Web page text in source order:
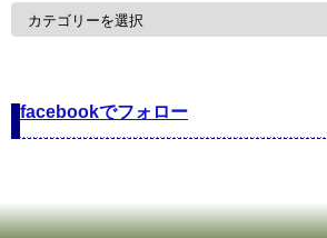
facebookでフォロー